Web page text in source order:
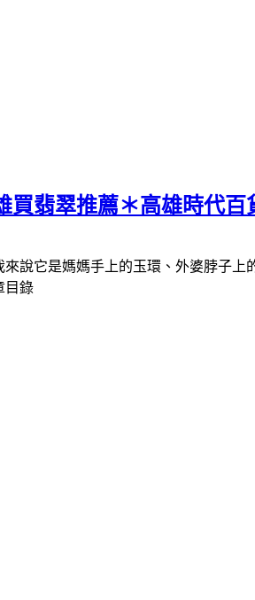
翡翠推薦＊高雄時代百
說它是媽媽手上的玉環、外婆脖子上
目錄